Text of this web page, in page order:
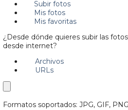
Subir fotos
Mis fotos
Mis favoritas
¿Desde dónde quieres subir las
desde internet?
Archivos
URLs
Formatos soportados: JPG, GIF,